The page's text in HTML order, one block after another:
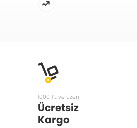
1000 TL ve üzeri
Ücretsiz
Kargo